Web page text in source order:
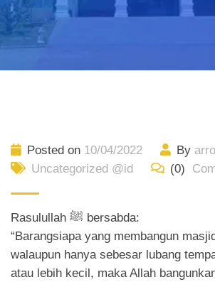
Posted on 10/04/2022 By
Uncategorized @id
(0)
Rasulullah ﷺ bersabda:
“Barangsiapa yang membangun
walaupun hanya sebesar lubang
atau lebih kecil, maka Allah